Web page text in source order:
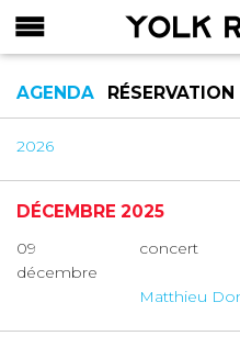
AGENDA RÉSERVATION
2026
DÉCEMBRE 2025
09
décembre
concert
Matthieu